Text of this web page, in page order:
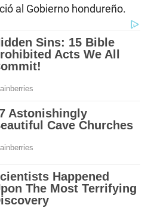
al Gobierno hondureño.